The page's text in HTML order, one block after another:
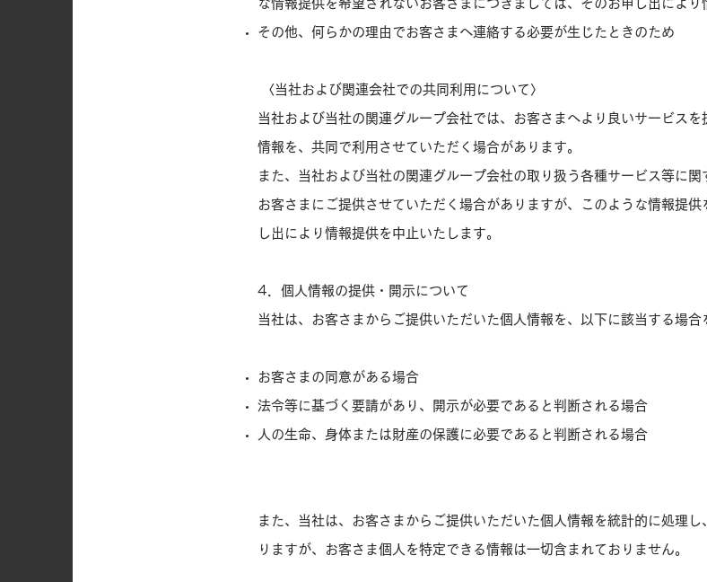
な情報提供を希望されないお客さまにつきましては、そのお申し出により
その他、何らかの理由でお客さまへ連絡する必要が生じたときのため
〈当社および関連会社での共同利用について〉
当社および当社の関連グループ会社では、お客さまへより良いサービス
情報を、共同で利用させていただく場合があります。
また、当社および当社の関連グループ会社の取り扱う各種サービス等に
お客さまにご提供させていただく場合がありますが、このような情報提
し出により情報提供を中止いたします。
4．個人情報の提供・開示について
当社は、お客さまからご提供いただいた個人情報を、以下に該当する場
お客さまの同意がある場合
法令等に基づく要請があり、開示が必要であると判断される場合
人の生命、身体または財産の保護に必要であると判断される場合
また、当社は、お客さまからご提供いただいた個人情報を統計的に処理
りますが、お客さま個人を特定できる情報は一切含まれておりません。